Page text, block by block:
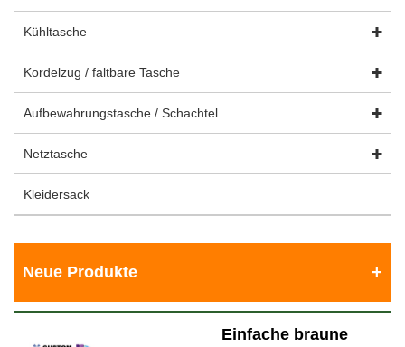
Kühltasche
Kordelzug / faltbare Tasche
Aufbewahrungstasche / Schachtel
Netztasche
Kleidersack
Neue Produkte
Einfache braune